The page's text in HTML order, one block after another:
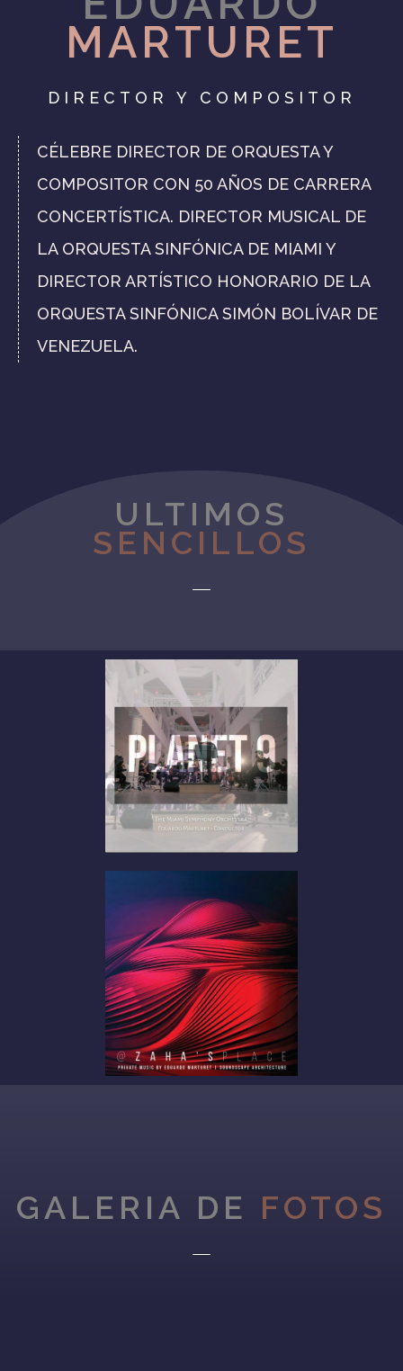
MARTURET
DIRECTOR Y COMPOSITOR
CÉLEBRE DIRECTOR DE ORQUESTA Y
COMPOSITOR CON 50 AÑOS DE CARRERA
CONCERTÍSTICA. DIRECTOR MUSICAL DE
LA ORQUESTA SINFÓNICA DE MIAMI Y
DIRECTOR ARTÍSTICO HONORARIO DE LA
ORQUESTA SINFÓNICA SIMÓN BOLÍVAR DE
VENEZUELA.
ULTIMOS
SENCILLOS
GALERIA DE FOTOS